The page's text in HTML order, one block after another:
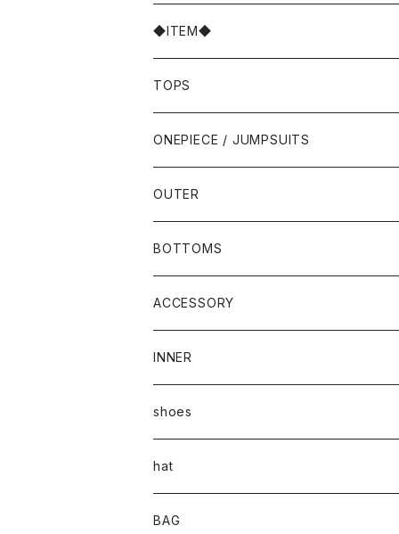
◆ITEM◆
TOPS
ONEPIECE / JUMPSUITS
OUTER
BOTTOMS
ACCESSORY
INNER
shoes
hat
BAG